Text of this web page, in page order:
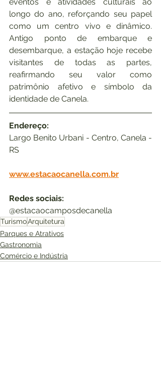
longo do ano, reforçando seu papel
como um centro vivo e dinâmico.
Antigo ponto de embarque e
desembarque, a estação hoje recebe
visitantes de todas as partes,
reafirmando seu valor como
patrimônio afetivo e símbolo da
identidade de Canela.
Endereço:
Largo Benito Urbani - Centro, Canela -
RS
www.estacaocanella.com.br
Redes sociais:
@estacaocamposdecanella
TurismoArquitetura
Parques e Atrativos
Gastronomia
Comércio e Indústria